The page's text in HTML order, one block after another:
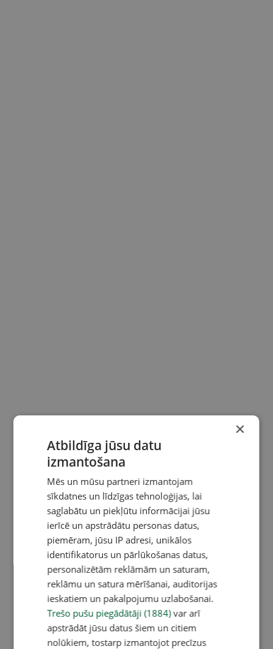
×
Atbildīga jūsu datu
izmantošana
Mēs un mūsu partneri izmantojam
sīkdatnes un līdzīgas tehnoloģijas, lai
saglabātu un piekļūtu informācijai jūsu
ierīcē un apstrādātu personas datus,
piemēram, jūsu IP adresi, unikālos
identifikatorus un pārlūkošanas datus,
personalizētām reklāmām un saturam,
reklāmu un satura mērīšanai, auditorijas
ieskatiem un pakalpojumu uzlabošanai.
Trešo pušu piegādātāji (1884)var arī
apstrādāt jūsu datus šiem un citiem
nolūkiem, tostarp izmantojot precīzus